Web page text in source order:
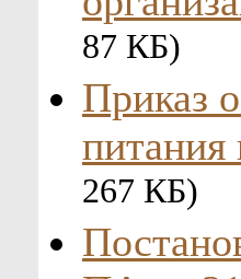
87 КБ)
Приказ
питания
267 КБ)